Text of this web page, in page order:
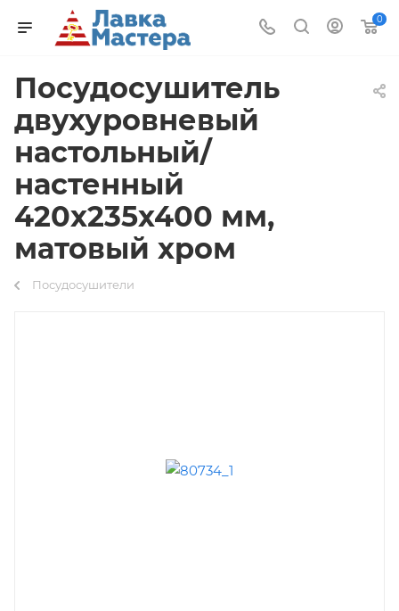
0
Поcудосушитель
двухуровневый
настольный/
настенный
420х235х400 мм,
матовый хром
Посудосушители